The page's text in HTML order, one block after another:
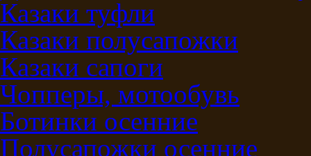
Казаки туфли
Казаки полусапожки
Казаки сапоги
Чопперы, мотообувь
Ботинки осенние
Полусапожки осенние